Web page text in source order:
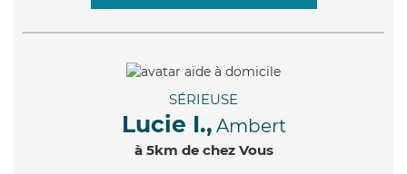
SÉRIEUSE
Lucie I., Ambert
à 5km de chez Vous